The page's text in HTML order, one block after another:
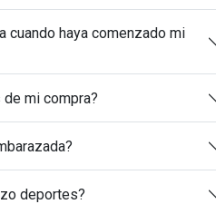
cuando haya comenzado mi
mi compra?
deportes?